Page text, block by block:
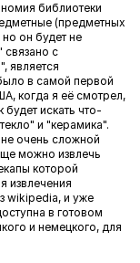
библиотеки
(предметных
но он будет не
связано с
является
в самой первой
когда я её смотрел,
будет искать что-
и "керамика".
очень сложной
можно извлечь
которой
извлечения
wikipedia, и уже
в готовом
и немецкого, для